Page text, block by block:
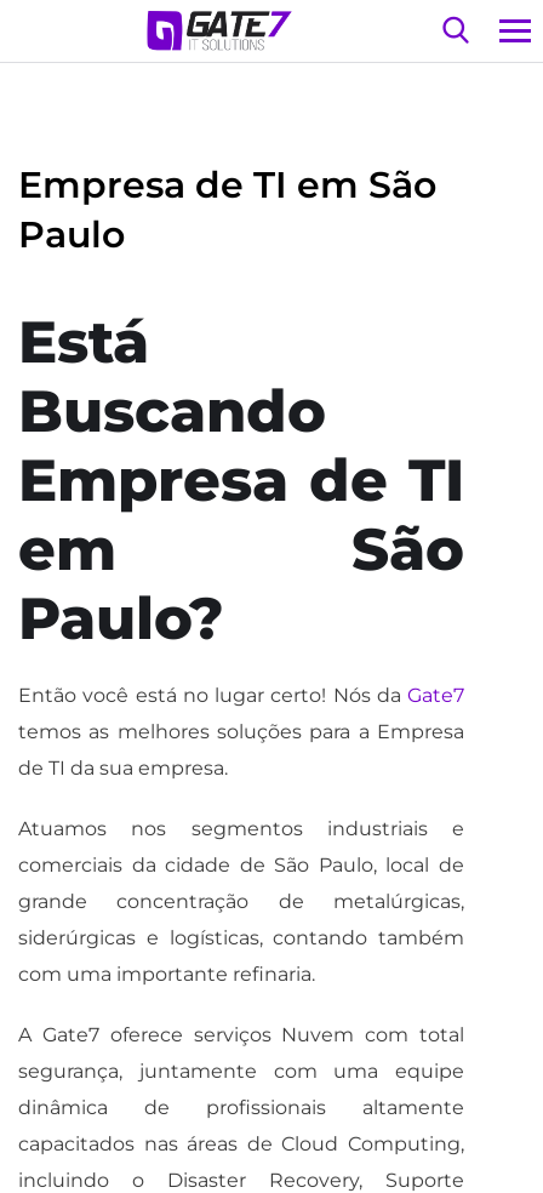
Empresa de TI em São
Paulo
Está
Buscando
Empresa de TI
em São
Paulo?
Então você está no lugar certo! Nós da Gate7
temos as melhores soluções para a Empresa
de TI da sua empresa.
Atuamos nos segmentos industriais e
comerciais da cidade de São Paulo, local de
grande concentração de metalúrgicas,
siderúrgicas e logísticas, contando também
com uma importante refinaria.
A Gate7 oferece serviços Nuvem com total
segurança, juntamente com uma equipe
dinâmica de profissionais altamente
capacitados nas áreas de Cloud Computing,
incluindo o Disaster Recovery, Suporte